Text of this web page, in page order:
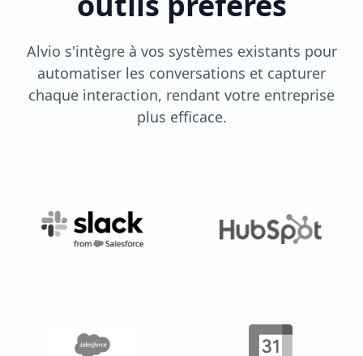
Alvio s'intègre à vos systèmes existants pour
automatiser les conversations et capturer
chaque interaction, rendant votre entreprise
plus efficace.